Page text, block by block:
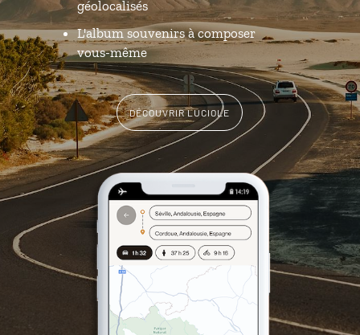
géolocalisés
L'album souvenirs à composer
vous-même
DÉCOUVRIR LUCIOLE